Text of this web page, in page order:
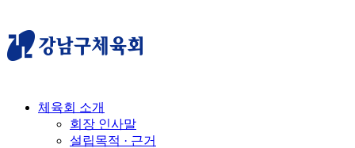
체육회 소개
회장 인사말
설립목적 · 근거